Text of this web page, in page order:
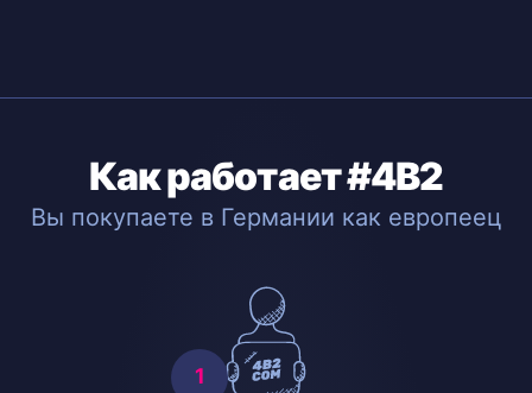
Как работает #4B2
Вы покупаете в Германии как европеец